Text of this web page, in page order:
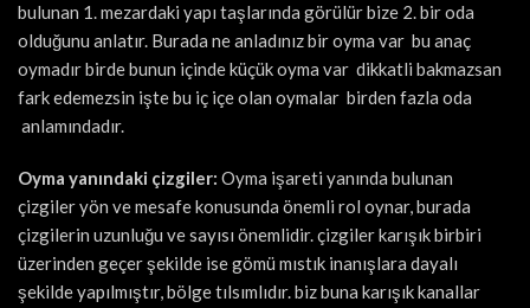
bulunan 1. mezardaki yapı taşlarında görülür bize 2. bir oda
olduğunu anlatır. Burada ne anladınız bir oyma var bu anaç
oymadır birde bunun içinde küçük oyma var dikkatli bakmazsan
fark edemezsin işte bu iç içe olan oymalar birden fazla oda
anlamındadır.
Oyma yanındaki çizgiler: Oyma işareti yanında bulunan
çizgiler yön ve mesafe konusunda önemli rol oynar, burada
çizgilerin uzunluğu ve sayısı önemlidir. çizgiler karışık birbiri
üzerinden geçer şekilde ise gömü mıstık inanışlara dayalı
şekilde yapılmıştır, bölge tılsımlıdır. biz buna karışık kanallar